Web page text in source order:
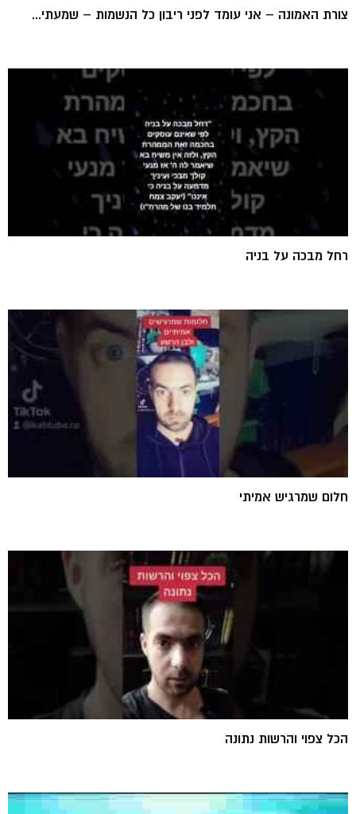
צורת האמונה – אני עומד לפני ריבון כל הנשמות – שמעתי...
רחל מבכה על בניה
חלום שמרגיש אמיתי
הכל צפוי והרשות נתונה